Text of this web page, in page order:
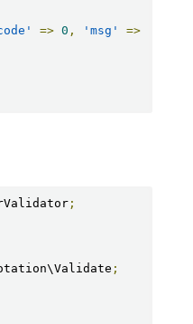
=> 0 , 'msg'
=>
;
;